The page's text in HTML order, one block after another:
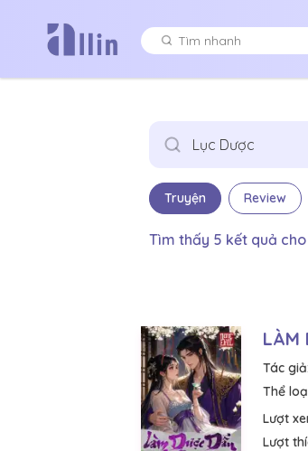
Truyện Review
Tìm thấy 5 kết quả cho
LÀM
Tác giả:
Thể
Lượt
Lượt